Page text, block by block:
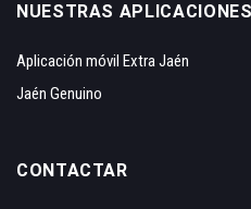
NUESTRAS APLICACIONES
Aplicación móvil Extra Jaén
Jaén Genuino
CONTACTAR